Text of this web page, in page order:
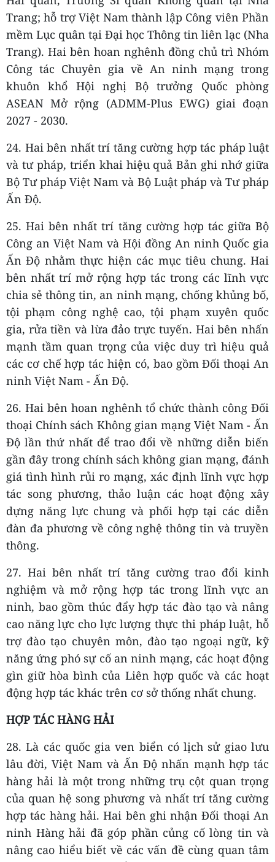
Trang; hỗ trợ Việt Nam thành lập Công viên Phần
mềm Lục quân tại Đại học Thông tin liên lạc (Nha
Trang). Hai bên hoan nghênh đồng chủ trì Nhóm
Công tác Chuyên gia về An ninh mạng trong
khuôn khổ Hội nghị Bộ trưởng Quốc phòng
ASEAN Mở rộng (ADMM-Plus EWG) giai đoạn
2027 - 2030.
24. Hai bên nhất trí tăng cường hợp tác pháp luật
và tư pháp, triển khai hiệu quả Bản ghi nhớ giữa
Bộ Tư pháp Việt Nam và Bộ Luật pháp và Tư pháp
Ấn Độ.
25. Hai bên nhất trí tăng cường hợp tác giữa Bộ
Công an Việt Nam và Hội đồng An ninh Quốc gia
Ấn Độ nhằm thực hiện các mục tiêu chung. Hai
bên nhất trí mở rộng hợp tác trong các lĩnh vực
chia sẻ thông tin, an ninh mạng, chống khủng bố,
tội phạm công nghệ cao, tội phạm xuyên quốc
gia, rửa tiền và lừa đảo trực tuyến. Hai bên nhấn
mạnh tầm quan trọng của việc duy trì hiệu quả
các cơ chế hợp tác hiện có, bao gồm Đối thoại An
ninh Việt Nam - Ấn Độ.
26. Hai bên hoan nghênh tổ chức thành công Đối
thoại Chính sách Không gian mạng Việt Nam - Ấn
Độ lần thứ nhất để trao đổi về những diễn biến
gần đây trong chính sách không gian mạng, đánh
giá tình hình rủi ro mạng, xác định lĩnh vực hợp
tác song phương, thảo luận các hoạt động xây
dựng năng lực chung và phối hợp tại các diễn
đàn đa phương về công nghệ thông tin và truyền
thông.
27. Hai bên nhất trí tăng cường trao đổi kinh
nghiệm và mở rộng hợp tác trong lĩnh vực an
ninh, bao gồm thúc đẩy hợp tác đào tạo và nâng
cao năng lực cho lực lượng thực thi pháp luật, hỗ
trợ đào tạo chuyên môn, đào tạo ngoại ngữ, kỹ
năng ứng phó sự cố an ninh mạng, các hoạt động
gìn giữ hòa bình của Liên hợp quốc và các hoạt
động hợp tác khác trên cơ sở thống nhất chung.
HỢP TÁC HÀNG HẢI
28. Là các quốc gia ven biển có lịch sử giao lưu
lâu đời, Việt Nam và Ấn Độ nhấn mạnh hợp tác
hàng hải là một trong những trụ cột quan trọng
của quan hệ song phương và nhất trí tăng cường
hợp tác hàng hải. Hai bên ghi nhận Đối thoại An
ninh Hàng hải đã góp phần củng cố lòng tin và
nâng cao hiểu biết về các vấn đề cùng quan tâm